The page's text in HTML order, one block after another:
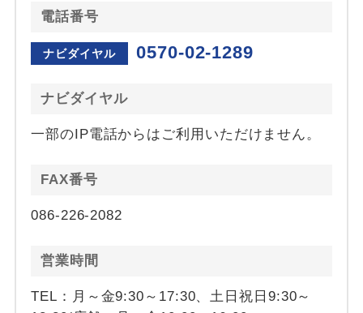
電話番号
ナビダイヤル 0570-02-1289
ナビダイヤル
一部のIP電話からはご利用いただけません。
FAX番号
086-226-2082
営業時間
TEL：月～金9:30～17:30、土日祝日9:30～